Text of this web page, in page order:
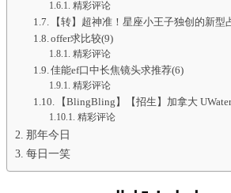
精彩评论
【转】超神准！星座小王子独创的新
offer求比较(9)
精彩评论
佳能ef口中长焦镜头求推荐(6)
精彩评论
【BlingBling】【招生】加拿大
精彩评论
那年今日
每日一笑